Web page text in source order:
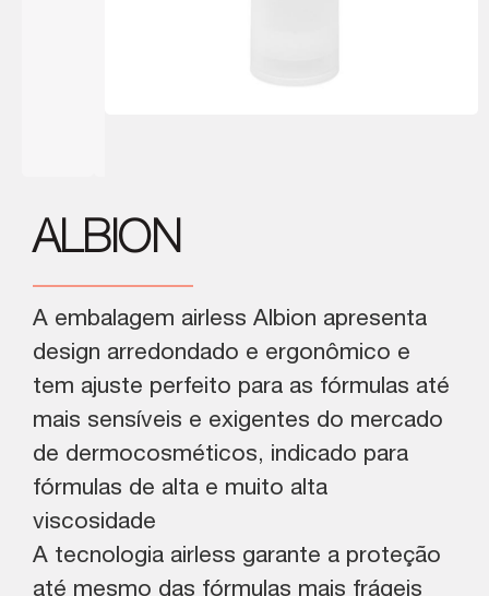
ALBION
A embalagem airless Albion apresenta
design arredondado e ergonômico e
tem ajuste perfeito para as fórmulas até
mais sensíveis e exigentes do mercado
de dermocosméticos, indicado para
fórmulas de alta e muito alta
viscosidade
A tecnologia airless garante a proteção